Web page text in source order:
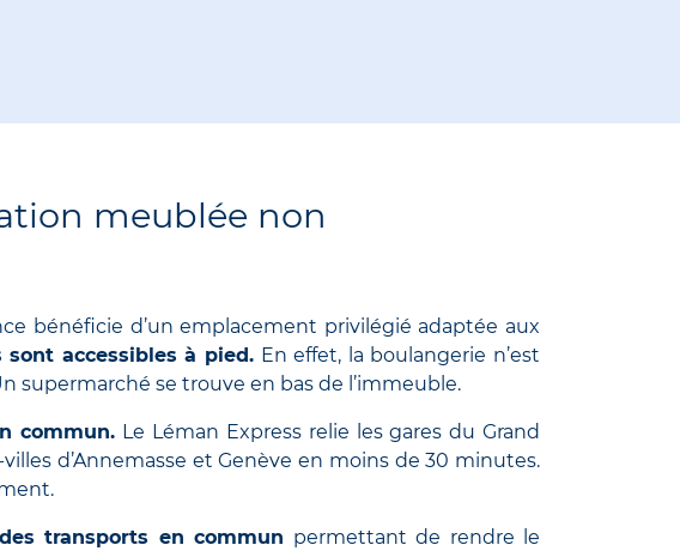
meublée non
bénéficie d’un emplacement privilégié adaptée aux
accessibles à pied. En effet, la boulangerie n’est
supermarché se trouve en bas de l’immeuble.
commun. Le Léman Express relie les gares du Grand
d’Annemasse et Genève en moins de 30 minutes.
transports en commun permettant de rendre le